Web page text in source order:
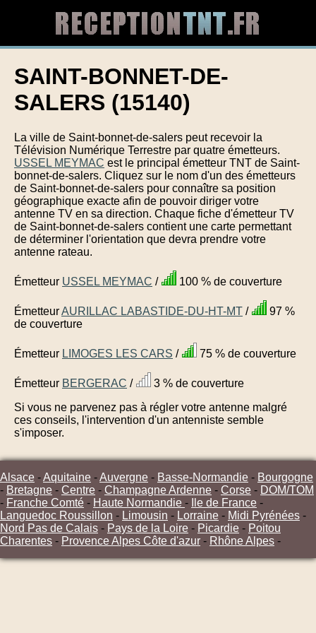
SAINT-BONNET-DE-
SALERS (15140)
La ville de Saint-bonnet-de-salers peut recevoir la
Télévision Numérique Terrestre par quatre émetteurs.
USSEL MEYMAC est le principal émetteur TNT de Saint-
bonnet-de-salers. Cliquez sur le nom d'un des émetteurs
de Saint-bonnet-de-salers pour connaître sa position
géographique exacte afin de pouvoir diriger votre
antenne TV en sa direction. Chaque fiche d'émetteur TV
de Saint-bonnet-de-salers contient une carte permettant
de déterminer l'orientation que devra prendre votre
antenne rateau.
Émetteur USSEL MEYMAC / 100 % de couverture
ÉmetteurAURILLAC LABASTIDE-DU-HT-MT /
97 %
de couverture
Émetteur LIMOGES LES CARS / 75 % de couverture
Émetteur BERGERAC /
3 % de couverture
Si vous ne parvenez pas à régler votre antenne malgré
ces conseils, l'intervention d'un antenniste semble
s'imposer.
Alsace -Aquitaine -Auvergne - Basse-Normandie - Bourgogne
- Bretagne - Centre - Champagne Ardenne - Corse - DOM/TOM
- Franche Comté - Haute Normandie - Ile de France -
Languedoc Roussillon - Limousin - Lorraine - Midi Pyrénées -
Nord Pas de Calais - Pays de la Loire - Picardie - Poitou
Charentes - Provence Alpes Côte d'azur - Rhône Alpes -